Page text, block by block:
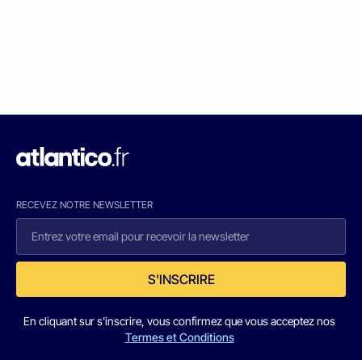
RECEVEZ NOTRE NEWSLETTER
S'INSCRIRE
En cliquant sur s'inscrire, vous confirmez que vous acceptez nos
Termes et Conditions